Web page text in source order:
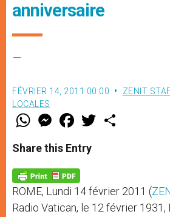
anniversaire
–
FÉVRIER 14, 2011 00:00 ZENIT
LOCALES
W
t
s
p
p
M
e
s
e
g
e
r
F
a
e
b
o
k
w
Share this Entry
ROME, Lundi 14 février 2011 (
Radio Vatican, le 12 février 1931,